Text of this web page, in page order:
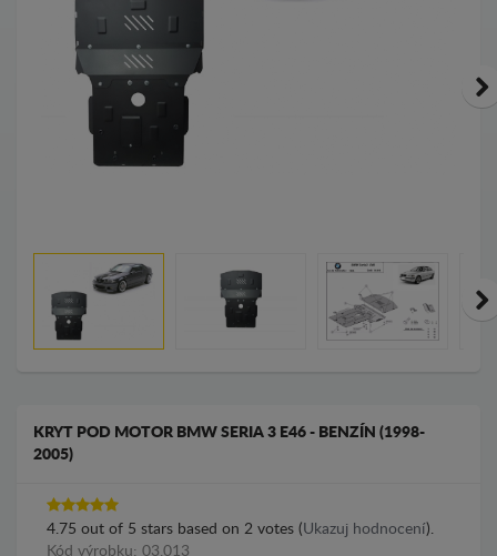
KRYT POD MOTOR BMW SERIA 3 E46 - BENZÍN (1998-
2005)
4.75 out of 5 stars based on 2 votes (Ukazuj hodnocení).
Kód výrobku: 03.013